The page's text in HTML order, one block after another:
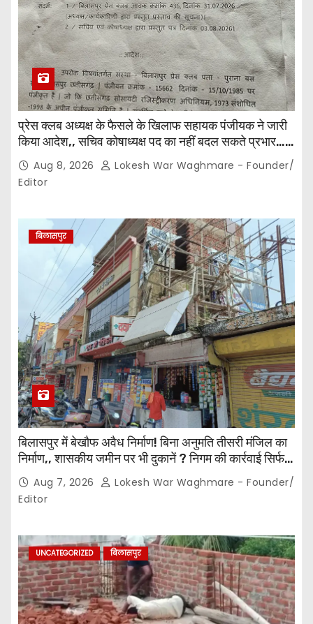
प्रेस क्लब अध्यक्ष के फैसले के खिलाफ सहायक पंजीयक ने जारी
किया आदेश,, सचिव कोषाध्यक्ष पद का नहीं बदल सकते प्रभार…
पदाधिकारियों के बीच विवाद अब प्रशासनिक जांच और नियमों की
कसौटी तक पहुंचा…
Aug 8, 2026
Lokesh War Waghmare - Founder/
Editor
बिलासपुर
बिलासपुर में बेखौफ अवैध निर्माण! बिना अनुमति तीसरी मंजिल का
निर्माण,, शासकीय जमीन पर भी दुकानें ? निगम की कार्रवाई सिर्फ
नोटिस तक सीमित? मुख्य मार्ग पर नियमों की खुलेआम अनदेखी,
जिम्मेदार अधिकारियों की कार्यप्रणाली पर उठे सवाल…
Aug 7, 2026
Lokesh War Waghmare - Founder/
Editor
UNCATEGORIZED बिलासपुर